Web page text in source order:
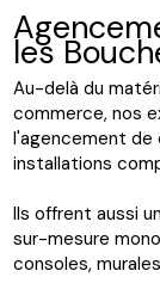
les
Au-delà du
commerce, nos
l'agencement de
installations
Ils offrent aussi
sur-mesure
consoles,